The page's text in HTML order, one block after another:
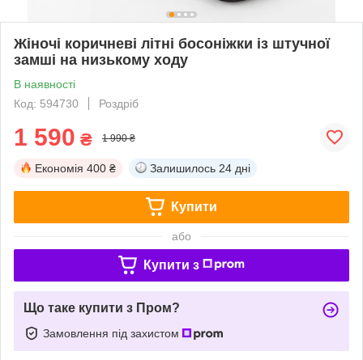
Жіночі коричневі літні босоніжки із штучної
замші на низькому ходу
В наявності
Код: 594730
Роздріб
1 590 ₴ 1 990 ₴
Економія 400 ₴ Залишилось 24 дні
Купити
або
Купити з
Що таке купити з Пром?
Замовлення під захистом